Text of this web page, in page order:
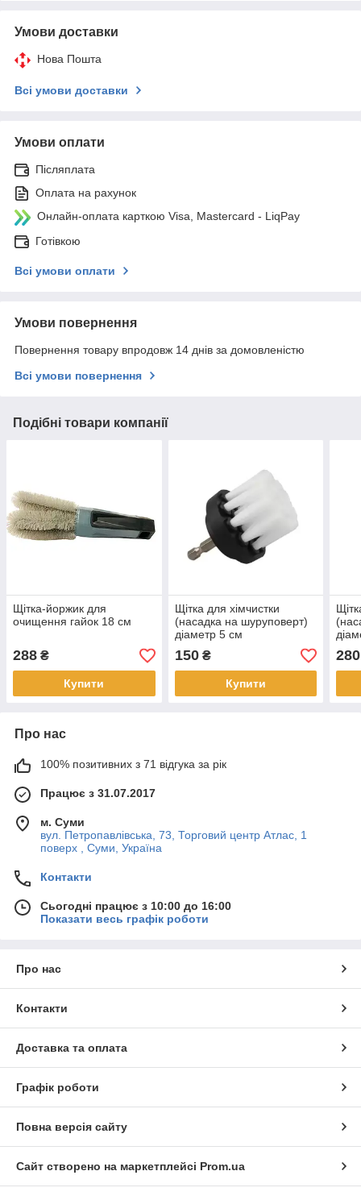
Умови доставки
Нова Пошта
Всі умови доставки
Умови оплати
Післяплата
Оплата на рахунок
Онлайн-оплата карткою Visa, Mastercard - LiqPay
Готівкою
Всі умови оплати
Умови повернення
Повернення товару впродовж 14 днів за домовленістю
Всі умови повернення
Подібні товари компанії
Щітка-йоржик для
очищення гайок 18 см
288 ₴
Купити
Щітка для хімчистки
(насадка на шуруповерт)
діаметр 5 см
150₴
Купити
280
Про нас
100% позитивних з 71 відгука за рік
Працює з 31.07.2017
м. Суми
вул. Петропавлівська, 73, Торговий центр Атлас, 1
поверх , Суми, Україна
Контакти
Сьогодні працює з 10:00 до 16:00
Показати весь графік роботи
Про нас
Контакти
Доставка та оплата
Графік роботи
Повна версія сайту
Сайт створено на маркетплейсі Prom.ua